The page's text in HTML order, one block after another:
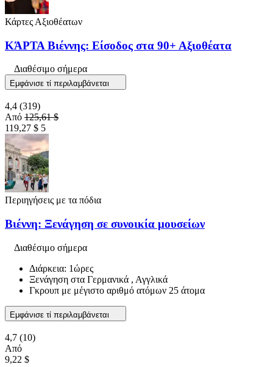
Κάρτες Αξιοθέατων
ΚΆΡΤΑ Βιέννης: Είσοδος στα 90+ Αξιοθέατα
Διαθέσιμο σήμερα
Εμφάνισε τί περιλαμβάνεται
4,4 (319)
Από 125,61 $
119,27 $ 5
Περιηγήσεις με τα πόδια
Βιέννη: Ξενάγηση σε συνοικία μουσείων
Διαθέσιμο σήμερα
Διάρκεια: 1ώρες
Ξενάγηση στα Γερμανικά , Αγγλικά
Γκρουπ με μέγιστο αριθμό ατόμων 25 άτομα
Εμφάνισε τί περιλαμβάνεται
4,7 (10)
Από
9,22 $